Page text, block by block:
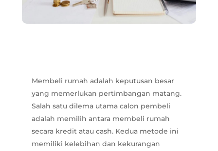
Membeli rumah adalah keputusan besar
yang memerlukan pertimbangan matang.
Salah satu dilema utama calon pembeli
adalah memilih antara membeli rumah
secara kredit atau cash. Kedua metode ini
memiliki kelebihan dan kekurangan